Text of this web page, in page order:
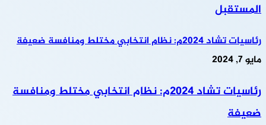
المستقبل
رئاسيات تشاد 2024م: نظام انتخابي مختلط ومنافسة ضعيفة
مايو 7, 2024
رئاسيات تشاد 2024م: نظام انتخابي مختلط ومنافسة
ضعيفة